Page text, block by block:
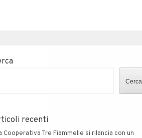
Cerca
recenti
Cooperativa Tre Fiammelle si rilancia con un